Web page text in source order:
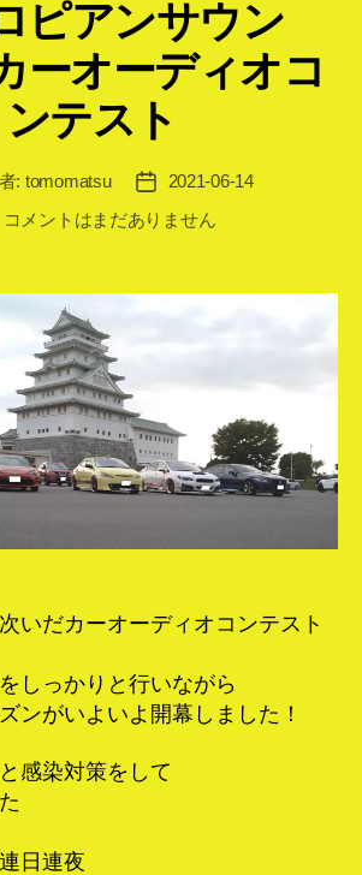
ゴ
リ
ー
ピアンサウン
オーディオコ
ンテスト
: tomomatsu
投
稿
日
2021-06-14
ヨ
ピ
ア
ウ
ン
ド
カ
ィ
オ
ン
テ
ト
へ
コメントはまだありません
いだカーオーディオコンテスト
しっかりと行いながら
ンがいよいよ開幕しました！
感染対策をして
日連夜